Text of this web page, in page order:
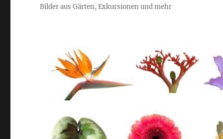
Bilder aus Gärten, Exkursionen und mehr